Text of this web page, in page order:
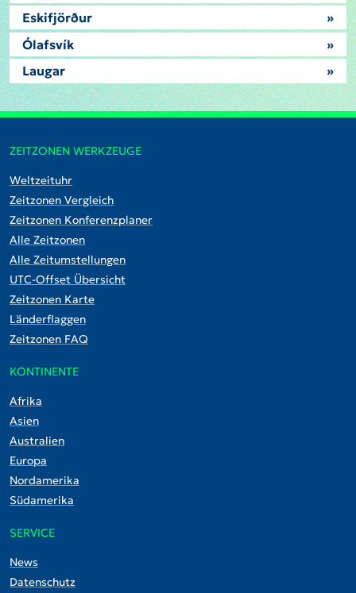
Eskifjörður
»
Ólafsvík
»
Laugar
»
ZEITZONEN WERKZEUGE
Weltzeituhr
Zeitzonen Vergleich
Zeitzonen Konferenzplaner
Alle Zeitzonen
Alle Zeitumstellungen
UTC-Offset Übersicht
Zeitzonen Karte
Länderflaggen
Zeitzonen FAQ
KONTINENTE
Afrika
Asien
Australien
Europa
Nordamerika
Südamerika
SERVICE
News
Datenschutz